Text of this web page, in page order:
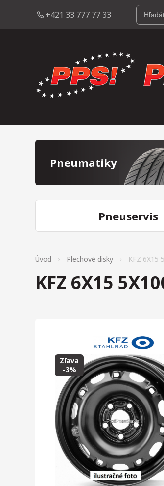
+421 33 777 77 33
Pneumatiky
Pneuservis
Úvod Plechové disky KFZ 6X15
KFZ 6X15
Zľava
-3%